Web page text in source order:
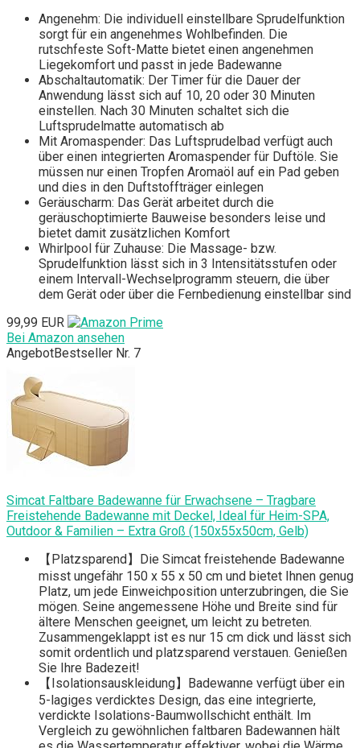
Angenehm: Die individuell einstellbare Sprudelfunktion
sorgt für ein angenehmes Wohlbefinden. Die
rutschfeste Soft-Matte bietet einen angenehmen
Liegekomfort und passt in jede Badewanne
Abschaltautomatik: Der Timer für die Dauer der
Anwendung lässt sich auf 10, 20 oder 30 Minuten
einstellen. Nach 30 Minuten schaltet sich die
Luftsprudelmatte automatisch ab
Mit Aromaspender: Das Luftsprudelbad verfügt auch
über einen integrierten Aromaspender für Duftöle. Sie
müssen nur einen Tropfen Aromaöl auf ein Pad geben
und dies in den Duftstoffträger einlegen
Geräuscharm: Das Gerät arbeitet durch die
geräuschoptimierte Bauweise besonders leise und
bietet damit zusätzlichen Komfort
Whirlpool für Zuhause: Die Massage- bzw.
Sprudelfunktion lässt sich in 3 Intensitätsstufen oder
einem Intervall-Wechselprogramm steuern, die über
dem Gerät oder über die Fernbedienung einstellbar sind
99,99 EUR
Bei Amazon ansehen
AngebotBestseller Nr. 7
Simcat Faltbare Badewanne für Erwachsene – Tragbare
Freistehende Badewanne mit Deckel, Ideal für Heim-SPA,
Outdoor & Familien – Extra Groß (150x55x50cm, Gelb)
【Platzsparend】Die Simcat freistehende Badewanne
misst ungefähr 150 x 55 x 50 cm und bietet Ihnen genug
Platz, um jede Einweichposition unterzubringen, die Sie
mögen. Seine angemessene Höhe und Breite sind für
ältere Menschen geeignet, um leicht zu betreten.
Zusammengeklappt ist es nur 15 cm dick und lässt sich
somit ordentlich und platzsparend verstauen. Genießen
Sie Ihre Badezeit!
【Isolationsauskleidung】Badewanne verfügt über ein
5-lagiges verdicktes Design, das eine integrierte,
verdickte Isolations-Baumwollschicht enthält. Im
Vergleich zu gewöhnlichen faltbaren Badewannen hält